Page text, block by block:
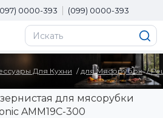
0000-393 (099) 0000-393
Для Кухни для Мясорубок
для мясорубки
AMM19C-300